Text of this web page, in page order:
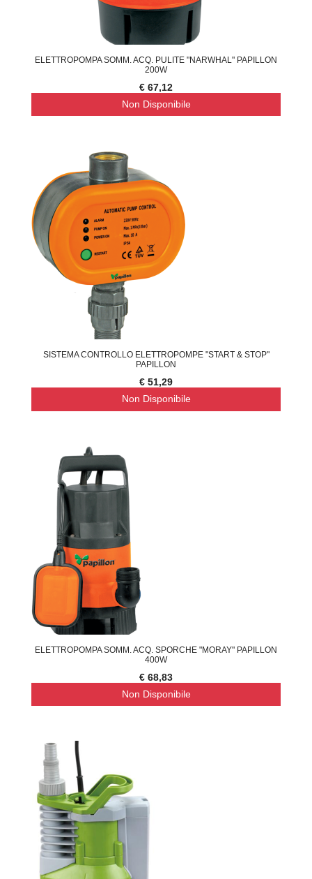
ELETTROPOMPA SOMM. ACQ. PULITE "NARWHAL" PAPILLON
200W
€ 67,12
Non Disponibile
SISTEMA CONTROLLO ELETTROPOMPE "START & STOP"
PAPILLON
€ 51,29
Non Disponibile
ELETTROPOMPA SOMM. ACQ. SPORCHE "MORAY" PAPILLON
400W
€ 68,83
Non Disponibile